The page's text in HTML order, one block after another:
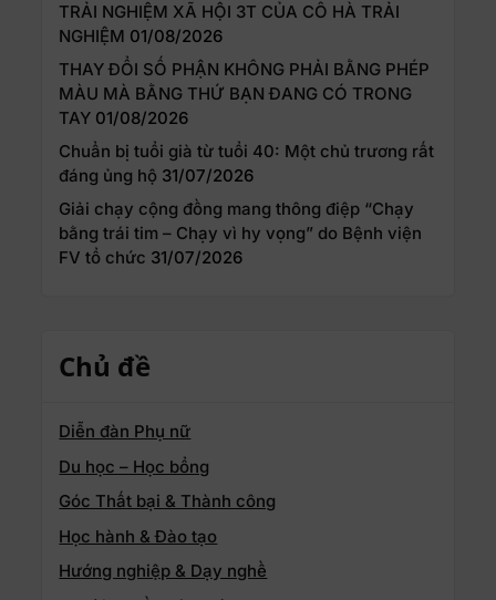
TRẢI NGHIỆM XÃ HỘI 3T CỦA CÔ HÀ TRẢI
NGHIỆM 01/08/2026
THAY ĐỔI SỐ PHẬN KHÔNG PHẢI BẰNG PHÉP
MÀU MÀ BẰNG THỨ BẠN ĐANG CÓ TRONG
TAY 01/08/2026
Chuẩn bị tuổi già từ tuổi 40: Một chủ trương rất
đáng ủng hộ 31/07/2026
Giải chạy cộng đồng mang thông điệp “Chạy
bằng trái tim – Chạy vì hy vọng” do Bệnh viện
FV tổ chức 31/07/2026
Chủ đề
Diễn đàn Phụ nữ
Du học – Học bổng
Góc Thất bại & Thành công
Học hành & Đào tạo
Hướng nghiệp & Dạy nghề